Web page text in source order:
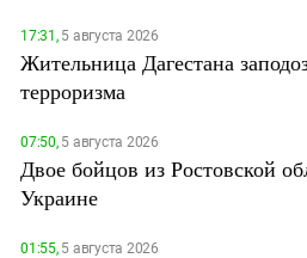
17:31,5 августа 2026
Жительница Дагестана
терроризма
07:50,5 августа 2026
Двое бойцов из Ростовской
Украине
01:55,5 августа 2026